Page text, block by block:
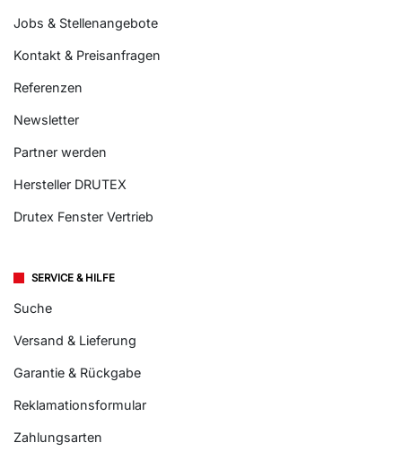
Jobs & Stellenangebote
Kontakt & Preisanfragen
Referenzen
Newsletter
Partner werden
Hersteller DRUTEX
Drutex Fenster Vertrieb
SERVICE & HILFE
Suche
Versand & Lieferung
Garantie & Rückgabe
Reklamationsformular
Zahlungsarten